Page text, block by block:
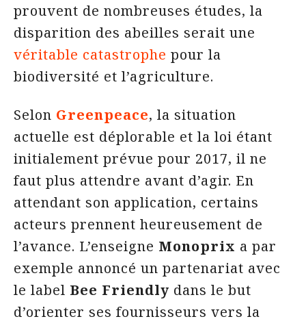
prouvent de nombreuses études, la
disparition des abeilles serait une
véritable catastrophe pour la
biodiversité et l’agriculture.
Selon Greenpeace, la situation
actuelle est déplorable et la loi étant
initialement prévue pour 2017, il ne
faut plus attendre avant d’agir. En
attendant son application, certains
acteurs prennent heureusement de
l’avance. L’enseigne Monoprix a par
exemple annoncé un partenariat avec
le label Bee Friendly dans le but
d’orienter ses fournisseurs vers la